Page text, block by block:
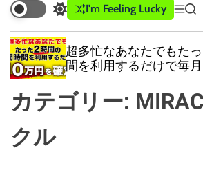
S
w
i
t
c
c
o
o
I'm Feeling Lucky
M
e
u
S
e
r
c
超多忙なあなたでもた
間を利用するだけで毎
カテゴリー:
クル